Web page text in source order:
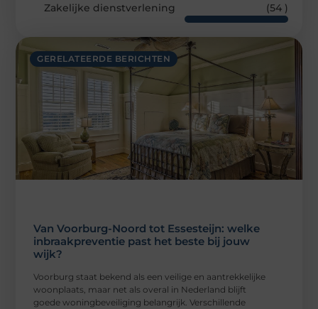
GERELATEERDE BERICHTEN
Van Voorburg-Noord tot Essesteijn: welke
inbraakpreventie past het beste bij jouw
wijk?
Voorburg staat bekend als een veilige en aantrekkelijke
woonplaats, maar net als overal in Nederland blijft
goede woningbeveiliging belangrijk. Verschillende
Zakelijke dienstverlening
(54 )